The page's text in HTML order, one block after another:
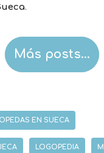
.
Más posts…
EN SUECA
LOGOPEDIA